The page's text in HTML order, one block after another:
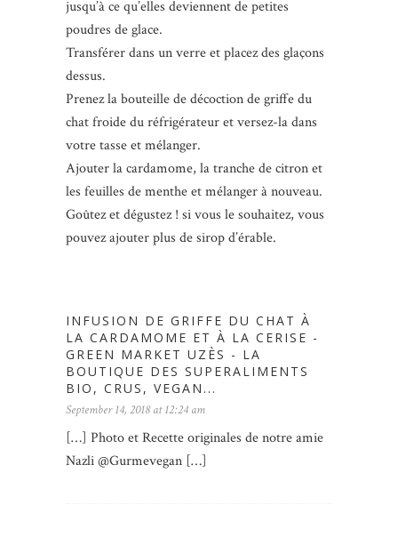
jusqu’à ce qu’elles deviennent de petites
poudres de glace.
Transférer dans un verre et placez des glaçons
dessus.
Prenez la bouteille de décoction de griffe du
chat froide du réfrigérateur et versez-la dans
votre tasse et mélanger.
Ajouter la cardamome, la tranche de citron et
les feuilles de menthe et mélanger à nouveau.
Goûtez et dégustez ! si vous le souhaitez, vous
pouvez ajouter plus de sirop d’érable.
INFUSION DE GRIFFE DU CHAT À
LA CARDAMOME ET À LA CERISE -
GREEN MARKET UZÈS - LA
BOUTIQUE DES SUPERALIMENTS
BIO, CRUS, VEGAN...
September 14, 2018 at 12:24 am
[…] Photo et Recette originales de notre amie
Nazli @Gurmevegan […]